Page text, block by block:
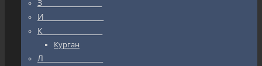
З_________________
И_________________
К_________________
Курган
Л_________________